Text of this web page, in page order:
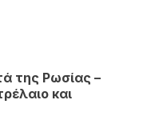
της Ρωσίας –
και